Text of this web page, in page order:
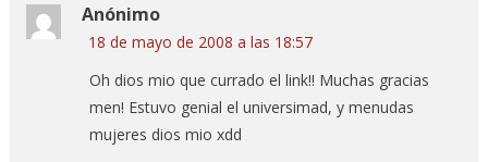
Anónimo
18 de mayo de 2008 a las 18:57
Oh dios mio que currado el link!! Muchas gracias
men! Estuvo genial el universimad, y menudas
mujeres dios mio xdd